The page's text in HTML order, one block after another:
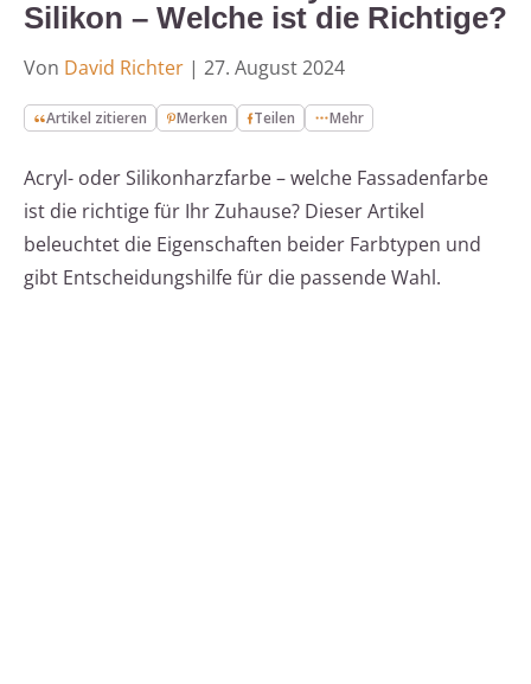
Silikon – Welche ist die Richtige?
Von David Richter | 27. August 2024
Artikel zitieren Merken Teilen Mehr
Acryl- oder Silikonharzfarbe – welche Fassadenfarbe
ist die richtige für Ihr Zuhause? Dieser Artikel
beleuchtet die Eigenschaften beider Farbtypen und
gibt Entscheidungshilfe für die passende Wahl.